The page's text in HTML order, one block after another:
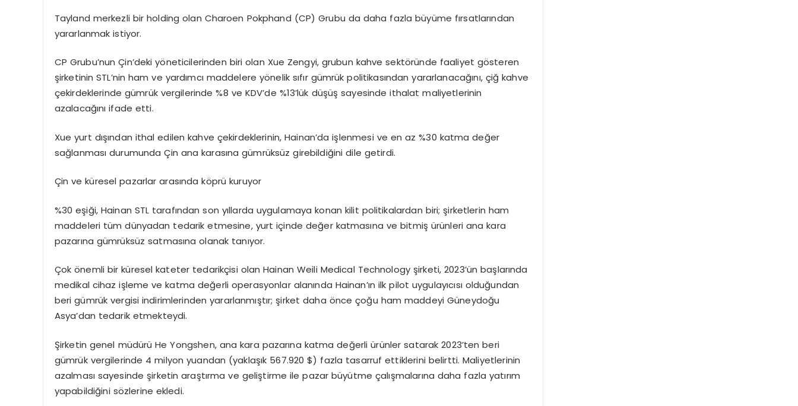
Tayland merkezli bir holding olan Charoen Pokphand (CP) Grubu da daha fazla büyüme fırsatlarından
yararlanmak istiyor.
CP Grubu’nun Çin’deki yöneticilerinden biri olan Xue Zengyi, grubun kahve sektöründe faaliyet gösteren
şirketinin STL’nin ham ve yardımcı maddelere yönelik sıfır gümrük politikasından yararlanacağını, çiğ kahve
çekirdeklerinde gümrük vergilerinde %8 ve KDV’de %13’lük düşüş sayesinde ithalat maliyetlerinin
azalacağını ifade etti.
Xue yurt dışından ithal edilen kahve çekirdeklerinin, Hainan’da işlenmesi ve en az %30 katma değer
sağlanması durumunda Çin ana karasına gümrüksüz girebildiğini dile getirdi.
Çin ve küresel pazarlar arasında köprü kuruyor
%30 eşiği, Hainan STL tarafından son yıllarda uygulamaya konan kilit politikalardan biri; şirketlerin ham
maddeleri tüm dünyadan tedarik etmesine, yurt içinde değer katmasına ve bitmiş ürünleri ana kara
pazarına gümrüksüz satmasına olanak tanıyor.
Çok önemli bir küresel kateter tedarikçisi olan Hainan Weili Medical Technology şirketi, 2023’ün başlarında
medikal cihaz işleme ve katma değerli operasyonlar alanında Hainan’ın ilk pilot uygulayıcısı olduğundan
beri gümrük vergisi indirimlerinden yararlanmıştır; şirket daha önce çoğu ham maddeyi Güneydoğu
Asya’dan tedarik etmekteydi.
Şirketin genel müdürü He Yongshen, ana kara pazarına katma değerli ürünler satarak 2023’ten beri
gümrük vergilerinde 4 milyon yuandan (yaklaşık 567.920 $) fazla tasarruf ettiklerini belirtti. Maliyetlerinin
azalması sayesinde şirketin araştırma ve geliştirme ile pazar büyütme çalışmalarına daha fazla yatırım
yapabildiğini sözlerine ekledi.